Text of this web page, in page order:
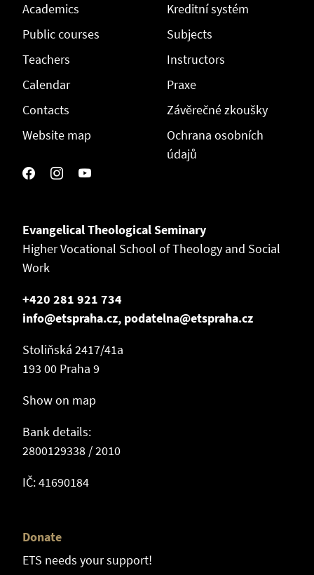
Academics
Public courses
Teachers
Calendar
Contacts
Website map
Kreditní systém
Subjects
Instructors
Praxe
Závěrečné zkoušky
Ochrana osobních
údajů
Evangelical Theological Seminary
Higher Vocational School of Theology and Social
Work
+420 281 921 734
info@etspraha.cz, podatelna@etspraha.cz
Stoliňská 2417/41a
193 00 Praha 9
Show on map
Bank details:
2800129338 / 2010
IČ: 41690184
Donate
ETS needs your support!